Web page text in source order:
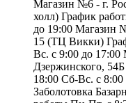
Магазин №6 - г.
холл) График
до 19:00 Магазин
15 (ТЦ Викки)
Вс. с 9:00 до 17:00
Дзержинского,
18:00 Сб-Вс. с
Заболотовка